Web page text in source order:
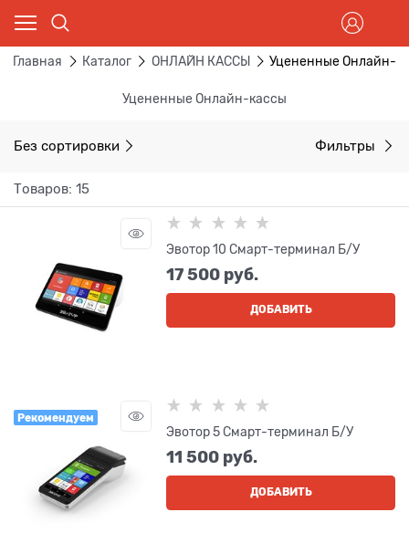
Главная Каталог ОНЛАЙН КАССЫ Уцененные Онлайн-
Уцененные Онлайн-кассы
Без сортировки Фильтры
Товаров: 15
Эвотор 10 Смарт-терминал Б/У
17 500 руб.
ДОБАВИТЬ
Рекомендуем
Эвотор 5 Смарт-терминал Б/У
11 500 руб.
ДОБАВИТЬ